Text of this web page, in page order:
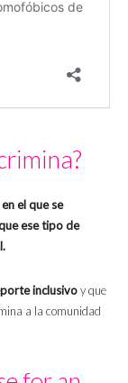
el que se
ese tipo de
inclusivoy que
a la comunidad